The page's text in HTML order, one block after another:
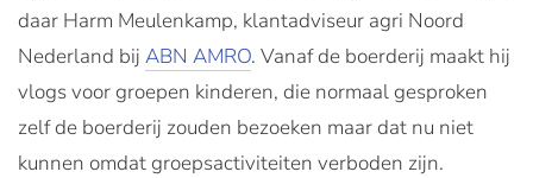
daar Harm Meulenkamp, klantadviseur agri Noord
Nederland bij ABN AMRO. Vanaf de boerderij maakt hij
vlogs voor groepen kinderen, die normaal gesproken
zelf de boerderij zouden bezoeken maar dat nu niet
kunnen omdat groepsactiviteiten verboden zijn.